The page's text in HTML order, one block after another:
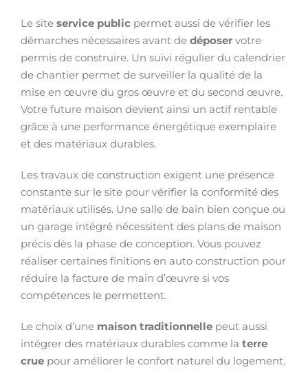
Le site service public permet aussi de vérifier les
démarches nécessaires avant de déposer votre
permis de construire. Un suivi régulier du calendrier
de chantier permet de surveiller la qualité de la
mise en œuvre du gros œuvre et du second œuvre.
Votre future maison devient ainsi un actif rentable
grâce à une performance énergétique exemplaire
et des matériaux durables.
Les travaux de construction exigent une présence
constante sur le site pour vérifier la conformité des
matériaux utilisés. Une salle de bain bien conçue ou
un garage intégré nécessitent des plans de maison
précis dès la phase de conception. Vous pouvez
réaliser certaines finitions en auto construction pour
réduire la facture de main d’œuvre si vos
compétences le permettent.
Le choix d’une maison traditionnelle peut aussi
intégrer des matériaux durables comme la terre
crue pour améliorer le confort naturel du logement.